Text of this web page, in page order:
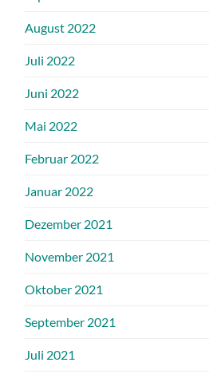
August 2022
Juli 2022
Juni 2022
Mai 2022
Februar 2022
Januar 2022
Dezember 2021
November 2021
Oktober 2021
September 2021
Juli 2021